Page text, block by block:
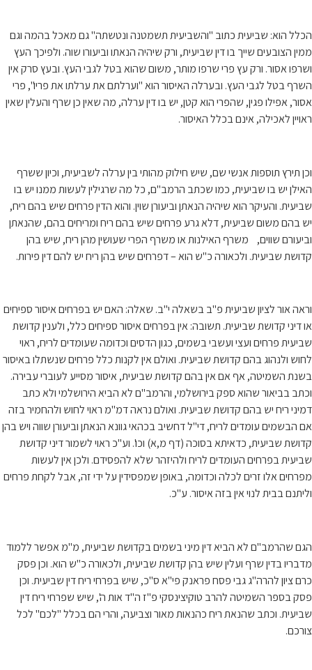
הכלל הוא: שביעית כתוב "והשביעית תשמטנה ונטשתה" גם מאכל בהמה וגם
ממין הצובעים שייך בו דין שביעית, ורק שיהיה הנאתו וביעורו שוה. ולפיכך העץ
ושרפו אסור. ורק עץ פרי שרפו מותר, משום שהוא בטל לגבי העץ. ובעץ סרק אין
השרף בטל לגבי העץ. ובערלה האיסור הוא "וערלתם את ערלתו את פריו", פרי
אסור, אפילו פגין, שהפרי הוא קטן, יש בו דין ערלה, מה שאין כן שרף והעלין שאין
ראויין לאכילה, אינם בכלל האיסור.
וכן תירץ תוספות אנשי שם, שיש חילוק מהותי בין ערלה לשביעית, וכיון ששרף
האילן יש בו שביעית, כמו שכתב הרמב"ם, כל מה שרגילין לעשות ממנו יש בו
שביעית. והעיקר הוא שיהיה הנאתן וביעורן שוין. והוא הדין פרחים שיש בהם ריח,
יש בהם משום שביעית, דלא גרע פרחים שיש בהם ריח ומריחים בהם, שהנאתן
וביעורם שווים, משרף האילנות או משרף הפרי שעושין מהן ריח, שיש בהן
קדושת שביעית. ולכאורה כ"ש הוא – דפרחים שיש בהן ריח יש להם דין פירות.
וראה אור לציון שביעית פ"ב בשאלה י"ב. שאלה: האם יש בפרחים איסור ספיחים
או דיני קדושת שביעית. תשובה: אין בפרחים איסור ספיחים כלל, ולענין קדושת
שביעית פרחים ועצי ועשבי בשמים, כגון הדסים וכדומה שעומדים לריח, ראוי
לחוש ולנהוג בהם קדושת שביעית. ואולם אין לקנות כלל פרחים שנשתלו באיסור
בשנת השמיטה, אף אם אין בהם קדושת שביעית, איסור מסייע לעוברי עבירה.
וכתב בביאור שהוא ספק בירושלמי, והרמב"ם לא הביא הירושלמי ולא כתב
דמיני ריח יש בהם קדושת שביעית. ואולם נראה דמ"מ ראוי לחוש ולהחמיר בזה
אם הבשמים עומדים לריח, די"ל דחשיב בכהאי גוונא הנאתן וביעורן שווה ויש בהן
קדושת שביעית, כדאיתא בסוכה (דף מ,א) וכו'. וע"כ ראוי לשמור דיני קדושת
שביעית בפרחים העומדים לריח ולהיזהר שלא להפסידם. ולכן אין לעשות
מפרחים אלו זרים לכלה וכדומה, באופן שמפסידין על ידי זה, אבל לקחת פרחים
וליתנם בבית לנוי אין בזה איסור. ע"כ.
הגם שהרמב"ם לא הביא דין מיני בשמים בקדושת שביעית, מ"מ אפשר ללמוד
מדבריו בדין שרף ועלין שיש בהן קדושת שביעית, ולכאורה כ"ש הוא. וכן פסק
כרם ציון להרה"ג גבי פסח פראנק פי"א ס"כ, שיש בפרחי ריח דין שביעית. וכן
פסק בספר השמיטה להרב טוקיצינסקי פ"ז ה"ד אות ה', שיש שפרחי ריח דין
שביעית. וכתב שהנאת ריח כהנאות מאור וצביעה, והרי הם בכלל "לכם" לכל
צורכם.